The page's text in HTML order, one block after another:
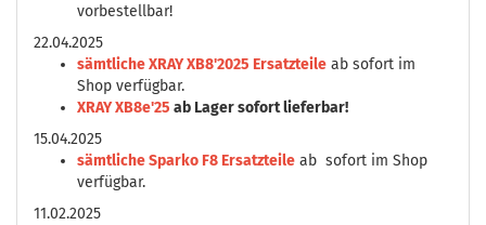
vorbestellbar!
22.04.2025
sämtliche XRAY XB8'2025 Ersatzteile ab sofort im
Shop verfügbar.
XRAY XB8e'25 ab Lager sofort lieferbar!
15.04.2025
sämtliche Sparko F8 Ersatzteile ab sofort im Shop
verfügbar.
11.02.2025